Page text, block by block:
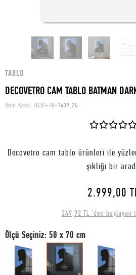
TABLO
DECOVETRO CAM TABLO BATMAN
Ürün Kodu: DCVT-TB-1439.2Q
Decovetro cam tablo ürünleri ile
şıklığı bir
2.999,00
249,92 TL 'den başlayan
Ölçü Seçiniz: 50 x 70 cm